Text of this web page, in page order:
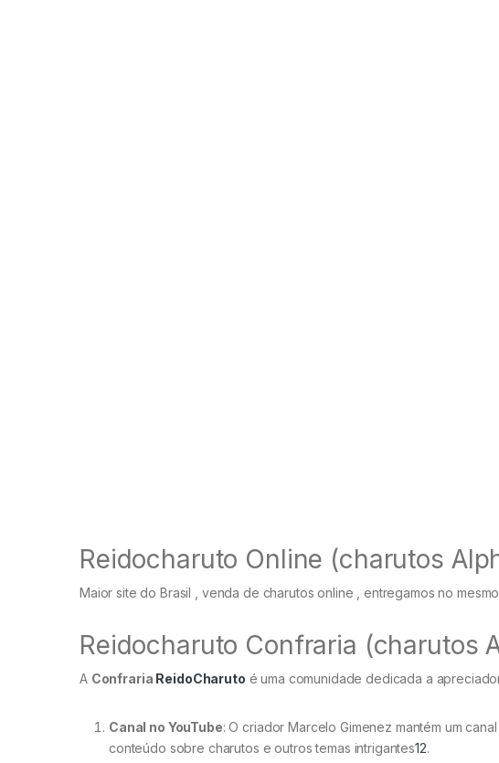
Reidocharuto Online (charutos
Maior site do Brasil , venda de charutos online , entregamos no
Reidocharuto Confraria (charutos
A Confraria ReidoCharuto é uma comunidade dedicada a
Canal no YouTube: O criador Marcelo Gimenez mantém um
conteúdo sobre charutos e outros temas intrigantes12.